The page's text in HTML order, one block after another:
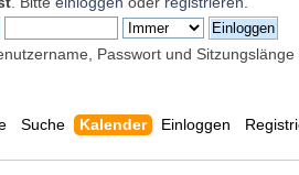
Passwort und Sitzungslänge
Suche Kalender Einloggen